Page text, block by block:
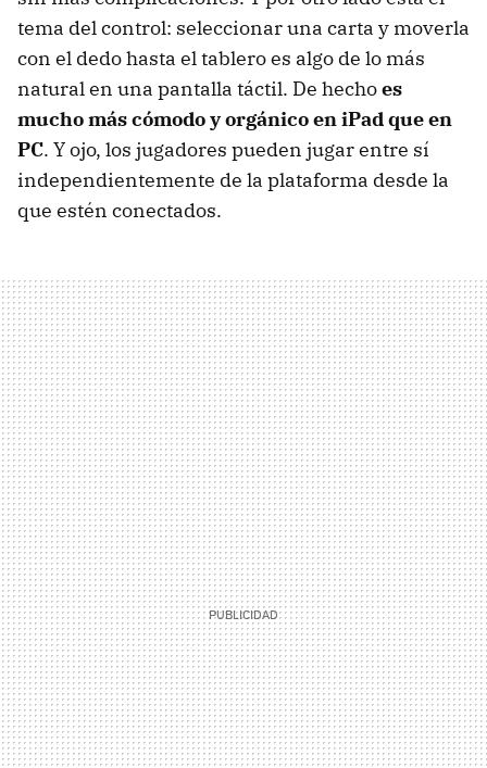
tema del control: seleccionar una carta y moverla
con el dedo hasta el tablero es algo de lo más
natural en una pantalla táctil. De hechoes
mucho más cómodo y orgánico en iPad que en
PC. Y ojo, los jugadores pueden jugar entre sí
independientemente de la plataforma desde la
que estén conectados.